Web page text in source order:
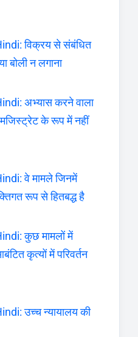
विक्रय से संबंधित
बोली न लगाना
अभ्यास करने वाला
मजिस्ट्रेट के रूप में नहीं
वे मामले जिनमें
रूप से हितबद्ध है
कुछ मामलों में
कृत्यों में परिवर्तन
उच्च न्यायालय की